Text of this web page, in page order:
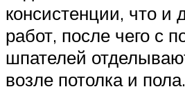
консистенции, что и
работ, после чего с
шпателей
возле потолка и пола.